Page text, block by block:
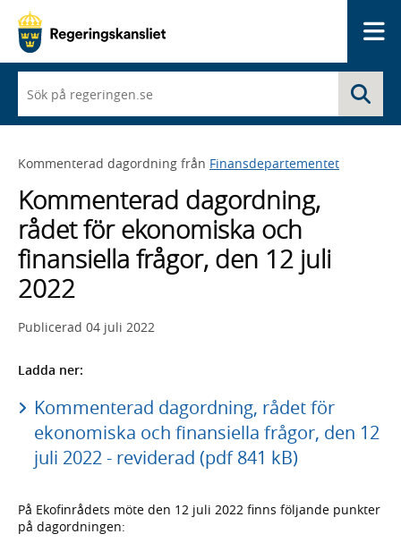
du
börjar
skriva
framträder
lista
med
sökförslag
Kommenterad dagordning från Finansdepartementet
Kommenterad dagordning,
rådet för ekonomiska och
finansiella frågor, den 12 juli
2022
Publicerad 04 juli 2022
Ladda ner:
Kommenterad dagordning, rådet för
ekonomiska och finansiella frågor, den 12
juli 2022 - reviderad (pdf 841 kB)
På Ekofinrådets möte den 12 juli 2022 finns följande punkter
på dagordningen: